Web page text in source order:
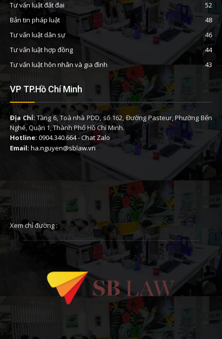
Tư vấn luật đất đai
52
Bản tin pháp luật
48
Tư vấn luật dân sự
46
Tư vấn luật hợp đồng
44
Tư vấn luật hôn nhân và gia đình
43
VP TP.Hồ Chí Minh
Địa Chỉ:Tầng 6, Toà nhà PDD, số 162, Đường Pasteur, Phường Bến
Nghé, Quận 1, Thành Phố Hồ Chí Minh.
Hotline: 0904.340.664-Chat Zalo
Email: ha.nguyen@sblaw.vn
Xem chỉ đường :